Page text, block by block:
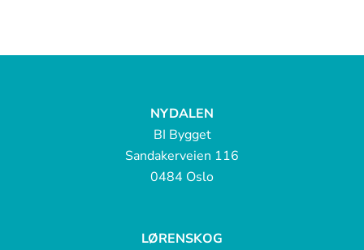
NYDALEN
BI Bygget
Sandakerveien 116
0484 Oslo
LØRENSKOG